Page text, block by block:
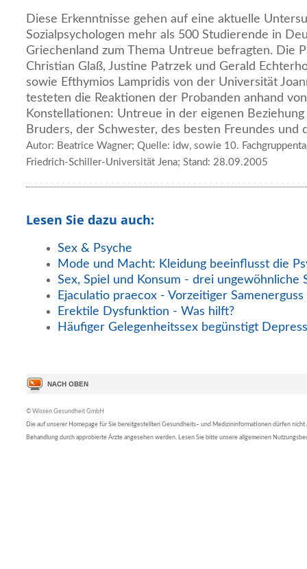
Diese Erkenntnisse gehen auf eine aktuelle
Sozialpsychologen mehr als 500 Studierende in
Griechenland zum Thema Untreue befragten. Die
Christian Glaß, Justine Patrzek und Gerald
sowie Efthymios Lampridis von der Universität
testeten die Reaktionen der Probanden anhand
Konstellationen: Untreue in der eigenen
Bruders, der Schwester, des besten Freundes und
Autor: Beatrice Wagner; Quelle: idw, sowie 10.
Friedrich-Schiller-Universität Jena; Stand: 28.09.2005
Lesen Sie dazu auch:
Sex & Psyche
Mode und Macht: Kleidung beeinflusst die
Sex, Spiel und Konsum - drei ungewöhnliche
Ejaculatio praecox - Vorzeitiger Samenerguss
Erektile Dysfunktion - Was hilft?
Häufiger Gelegenheitssex begünstigt
© Wissen Gesundheit GmbH
Die auf unserer Homepage für Sie bereitgestellten Gesundheits– und Medizininformationen dürfen nicht
Behandlung durch approbierte Ärzte angesehen werden. Lesen Sie bitte unsere allgemeinen